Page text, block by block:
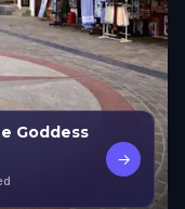
Goddess
→